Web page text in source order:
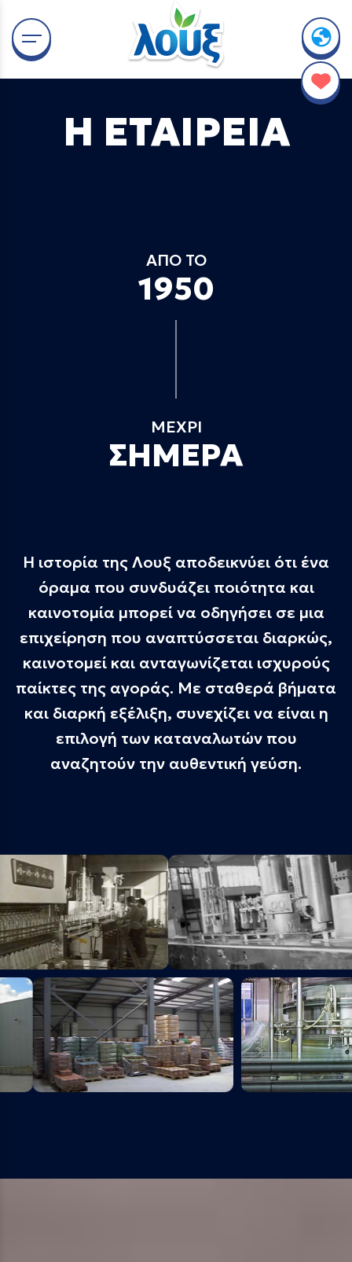
Η ΕΤΑΙΡΕΙΑ
ΑΠΟ ΤΟ
1950
ΜΕΧΡΙ
ΣΗΜΕΡΑ
Η ιστορία της Λουξ αποδεικνύει ότι ένα
όραμα που συνδυάζει ποιότητα και
καινοτομία μπορεί να οδηγήσει σε μια
επιχείρηση που αναπτύσσεται διαρκώς,
καινοτομεί και ανταγωνίζεται ισχυρούς
παίκτες της αγοράς. Με σταθερά βήματα
και διαρκή εξέλιξη, συνεχίζει να είναι η
επιλογή των καταναλωτών που
αναζητούν την αυθεντική γεύση.